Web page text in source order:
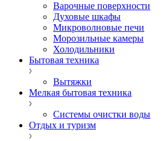
Варочные поверхности
Духовые шкафы
Микроволновые печи
Морозильные камеры
Холодильники
Бытовая техника
Вытяжки
Мелкая бытовая техника
Системы очистки воды
Отдых и туризм